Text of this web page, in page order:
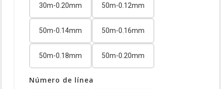
30m-0.20mm 50m-0.12mm
50m-0.14mm 50m-0.16mm
50m-0.18mm 50m-0.20mm
Número de línea